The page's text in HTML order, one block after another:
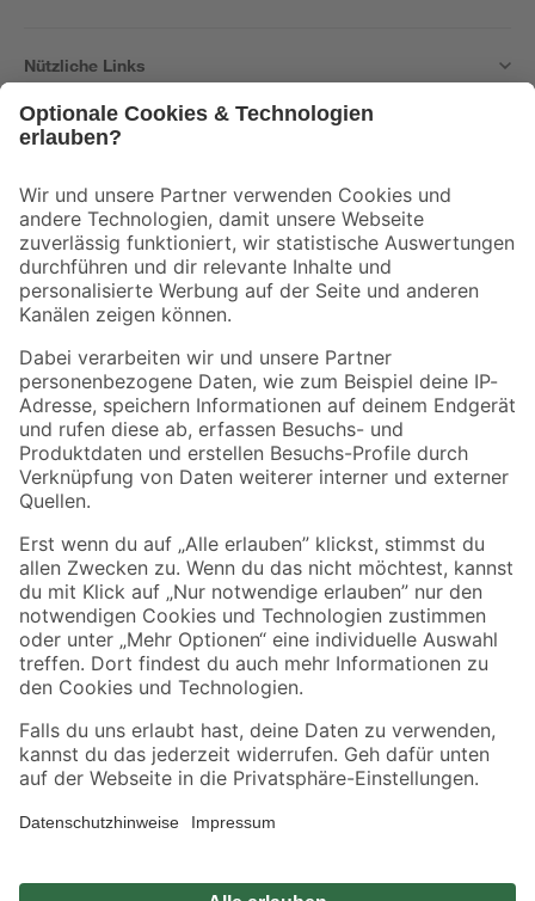
Nützliche Links
Der toom Newsletter: Keine Angebote und Aktionen mehr verpassen!
Zur Newsletter Anmeldung
Folge uns
Zahlungsarten Versandarten
Sicher einkaufen
Jetzt die toom-App herunterladen
Alle Preisangaben in EUR inkl. gesetzl. MwSt.. Die dargestellten Angebote sind unter
Umständen nicht in allen Märkten verfügbar. Die angegebenen Verfügbarkeiten beziehen
Produkte nur solange der Vorrat reicht.
*Paketversand ab 59 € versandkostenfrei, gilt nicht für Artikel mit Speditionsversand, hier